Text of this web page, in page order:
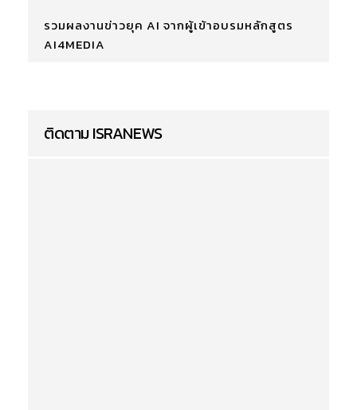
รวมผลงานข่าวยุค AI จากผู้เข้าอบรมหลักสูตร
AI4MEDIA
ติดตาม ISRANEWS